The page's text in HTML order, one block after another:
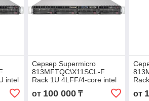
intel
no
Сервер Supermicro
813MFTQC\X11SCL-F
Rack 1U 4LFF/4-core intel
xeon E-2124 3.3GHz/no
RAM/no HDD hs/RAID
от 100 000₸ от